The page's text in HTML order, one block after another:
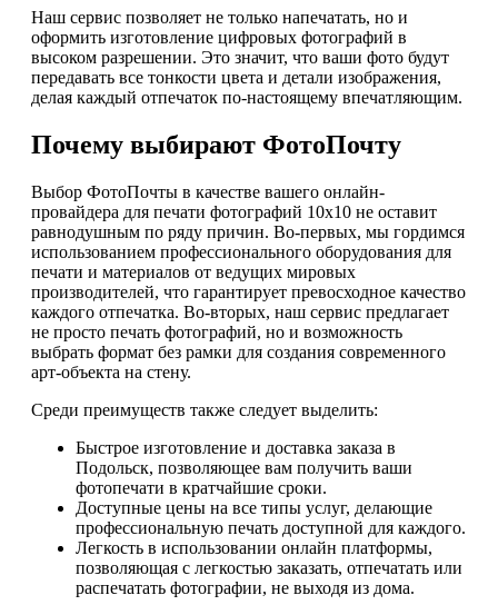
Наш сервис позволяет не только напечатать, но и
оформить изготовление цифровых фотографий в
высоком разрешении. Это значит, что ваши фото будут
передавать все тонкости цвета и детали изображения,
делая каждый отпечаток по-настоящему впечатляющим.
Почему выбирают ФотоПочту
Выбор ФотоПочты в качестве вашего онлайн-
провайдера для печати фотографий 10х10 не оставит
равнодушным по ряду причин. Во-первых, мы гордимся
использованием профессионального оборудования для
печати и материалов от ведущих мировых
производителей, что гарантирует превосходное качество
каждого отпечатка. Во-вторых, наш сервис предлагает
не просто печать фотографий, но и возможность
выбрать формат без рамки для создания современного
арт-объекта на стену.
Среди преимуществ также следует выделить:
Быстрое изготовление и доставка заказа в
Подольск, позволяющее вам получить ваши
фотопечати в кратчайшие сроки.
Доступные цены на все типы услуг, делающие
профессиональную печать доступной для каждого.
Легкость в использовании онлайн платформы,
позволяющая с легкостью заказать, отпечатать или
распечатать фотографии, не выходя из дома.